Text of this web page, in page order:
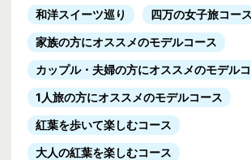
和洋スイーツ巡り
四万の女子旅コース
家族の方にオススメのモデルコース
カップル・夫婦の方にオススメのモデル
1人旅の方にオススメのモデルコース
紅葉を歩いて楽しむコース
大人の紅葉を楽しむコース